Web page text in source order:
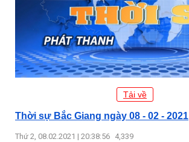
Tải về
Thời sự Bắc Giang ngày 08 - 02 - 2021
Thứ 2, 08.02.2021 | 20:38:56 4,339